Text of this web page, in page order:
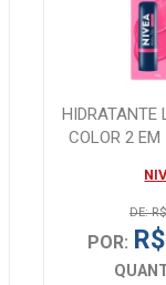
HIDRATANTE
COLOR 2
DE:
POR: